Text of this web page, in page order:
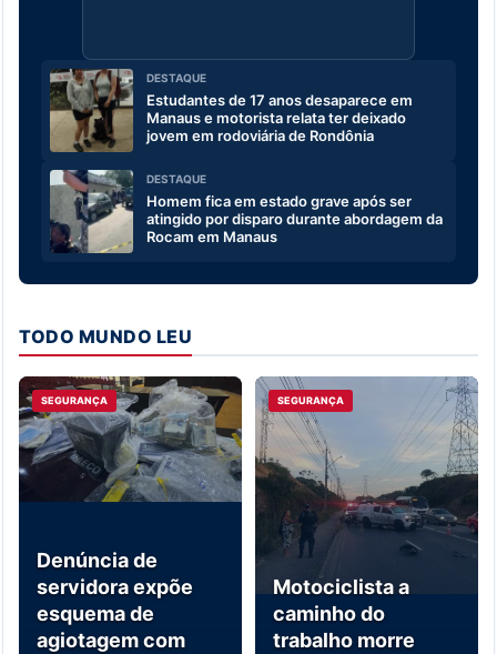
DESTAQUE
Estudantes de 17 anos desaparece em
Manaus e motorista relata ter deixado
jovem em rodoviária de Rondônia
DESTAQUE
Homem fica em estado grave após ser
atingido por disparo durante abordagem da
Rocam em Manaus
TODO MUNDO LEU
SEGURANÇA
Denúncia de
servidora expõe
esquema de
agiotagem com
SEGURANÇA
Motociclista a
caminho do
trabalho morre